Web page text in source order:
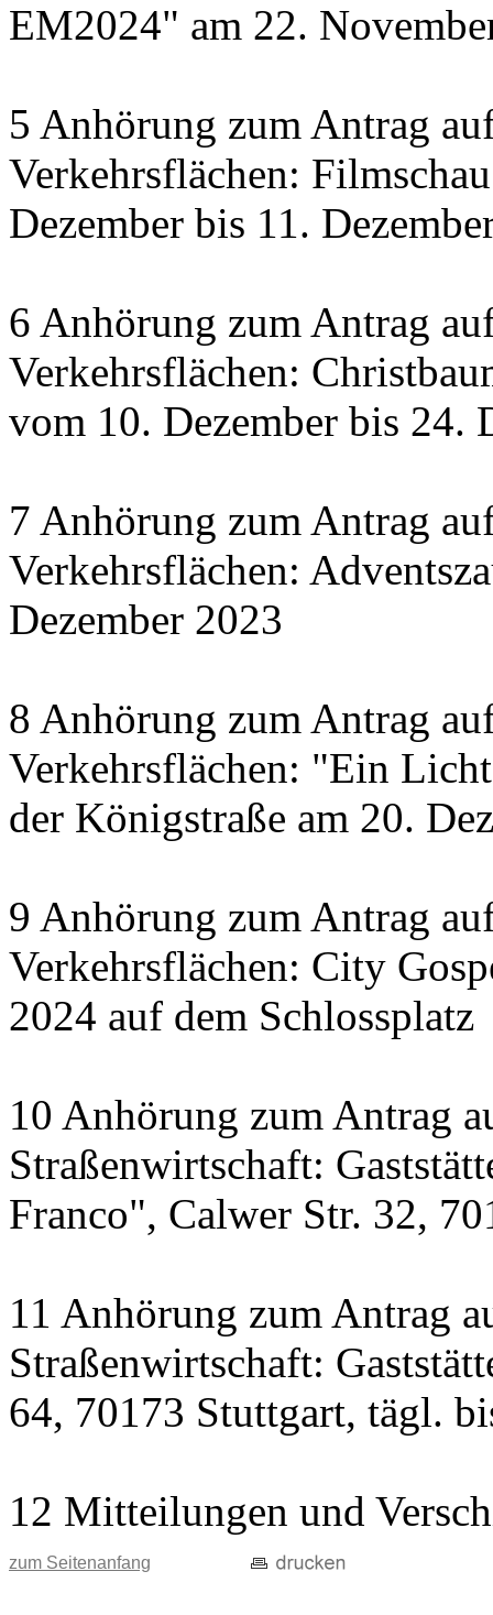
EM2024" am 22.
5 Anhörung zum Antrag
Verkehrsflächen:
Dezember bis 11.
6 Anhörung zum Antrag
Verkehrsflächen:
vom 10. Dezember bis 24.
7 Anhörung zum Antrag
Verkehrsflächen:
Dezember 2023
8 Anhörung zum Antrag
Verkehrsflächen: "Ein
der Königstraße am 20.
9 Anhörung zum Antrag
Verkehrsflächen: City
2024 auf dem Schlossplatz
10 Anhörung zum Antrag
Straßenwirtschaft:
Franco", Calwer Str. 32,
11 Anhörung zum Antrag
Straßenwirtschaft:
64, 70173 Stuttgart, tägl.
12 Mitteilungen und
zum Seitenanfang